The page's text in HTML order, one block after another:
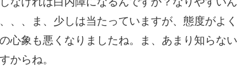
、、ま、少しは当たっていますが、態度がよく
心象も悪くなりましたね。ま、あまり知らない
からね。